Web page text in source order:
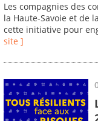
Les compagnies des
la Haute-Savoie et de
cette initiative pour
site ]